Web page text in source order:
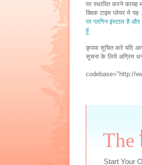
पर स्थापित करने कायह
क्विक टाइम प्लेयर मे यह
पर प्लगिन इंस्टाल है और
हूं
कृपया सूचित करे यदि
सूचना के लिये अग्रिम
codebase="http://